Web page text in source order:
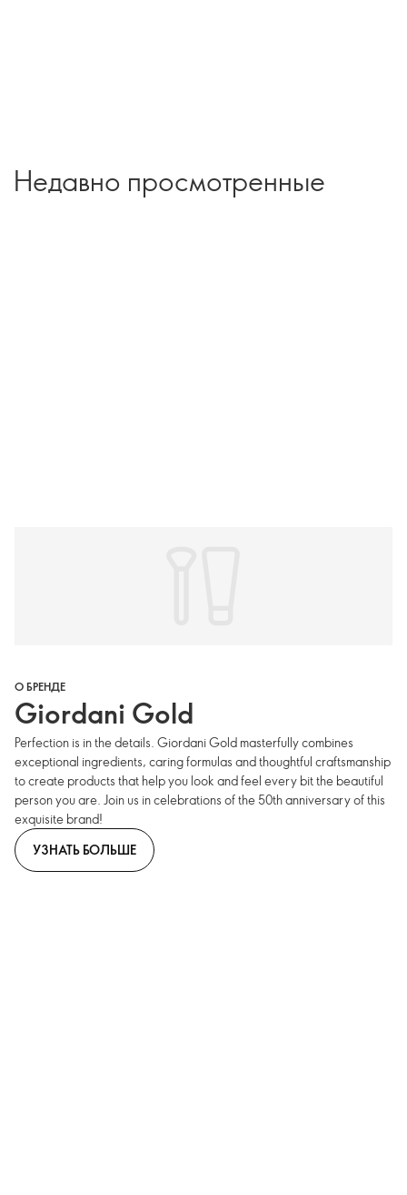
Недавно просмотренные
О БРЕНДЕ
Giordani Gold
Perfection is in the details. Giordani Gold masterfully combines
exceptional ingredients, caring formulas and thoughtful craftsmanship
to create products that help you look and feel every bit the beautiful
person you are. Join us in celebrations of the 50th anniversary of this
exquisite brand!
УЗНАТЬ БОЛЬШЕ